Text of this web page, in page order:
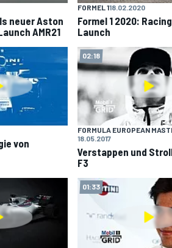
neuer Aston
AMR21
FORMEL 118.02.2020
Formel 1 2020:
Launch
von
02:18
FORMULA EUROPEAN
18.05.2017
Verstappen und
F3
01:33